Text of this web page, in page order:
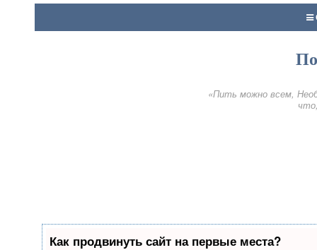
«Пить можно всем,
Как продвинуть сайт на первые места?